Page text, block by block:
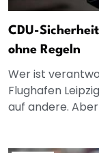
CDU-
ohne Regeln
Wer ist
Flughafen
auf andere.